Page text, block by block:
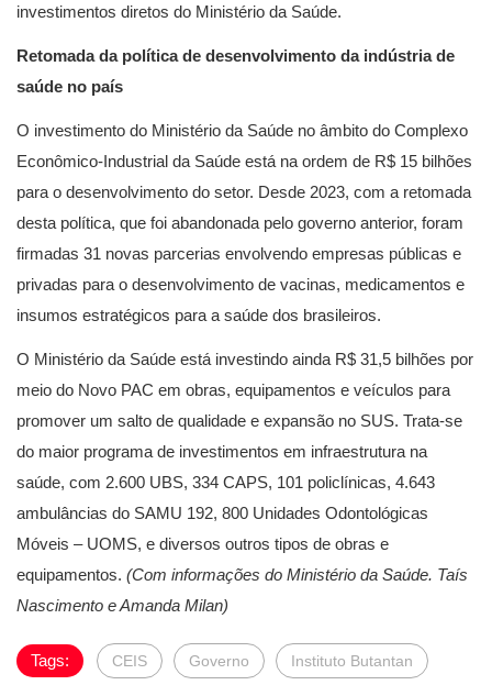
investimentos diretos do Ministério da Saúde.
Retomada da política de desenvolvimento da indústria de
saúde no país
O investimento do Ministério da Saúde no âmbito do Complexo
Econômico-Industrial da Saúde está na ordem de R$ 15 bilhões
para o desenvolvimento do setor. Desde 2023, com a retomada
desta política, que foi abandonada pelo governo anterior, foram
firmadas 31 novas parcerias envolvendo empresas públicas e
privadas para o desenvolvimento de vacinas, medicamentos e
insumos estratégicos para a saúde dos brasileiros.
O Ministério da Saúde está investindo ainda R$ 31,5 bilhões por
meio do Novo PAC em obras, equipamentos e veículos para
promover um salto de qualidade e expansão no SUS. Trata-se
do maior programa de investimentos em infraestrutura na
saúde, com 2.600 UBS, 334 CAPS, 101 policlínicas, 4.643
ambulâncias do SAMU 192, 800 Unidades Odontológicas
Móveis – UOMS, e diversos outros tipos de obras e
equipamentos. (Com informações do Ministério da Saúde. Taís
Nascimento e Amanda Milan)
Tags: CEIS Governo Instituto Butantan